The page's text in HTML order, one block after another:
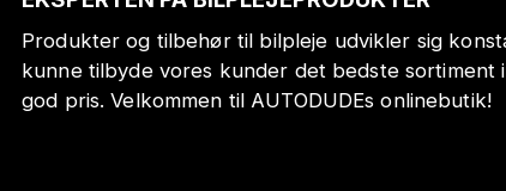
Produkter og tilbehør til bilpleje udvikler sig
kunne tilbyde vores kunder det bedste
god pris. Velkommen til AUTODUDEs onlinebutik!